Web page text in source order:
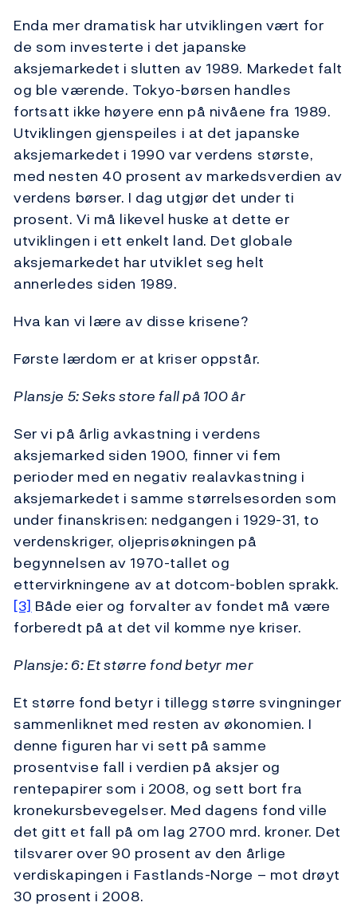
Enda mer dramatisk har utviklingen vært for
de som investerte i det japanske
aksjemarkedet i slutten av 1989. Markedet falt
og ble værende. Tokyo-børsen handles
fortsatt ikke høyere enn på nivåene fra 1989.
Utviklingen gjenspeiles i at det japanske
aksjemarkedet i 1990 var verdens største,
med nesten 40 prosent av markedsverdien av
verdens børser. I dag utgjør det under ti
prosent. Vi må likevel huske at dette er
utviklingen i ett enkelt land. Det globale
aksjemarkedet har utviklet seg helt
annerledes siden 1989.
Hva kan vi lære av disse krisene?
Første lærdom er at kriser oppstår.
Plansje 5: Seks store fall på 100 år
Ser vi på årlig avkastning i verdens
aksjemarked siden 1900, finner vi fem
perioder med en negativ realavkastning i
aksjemarkedet i samme størrelsesorden som
under finanskrisen: nedgangen i 1929-31, to
verdenskriger, oljeprisøkningen på
begynnelsen av 1970-tallet og
ettervirkningene av at dotcom-boblen sprakk.
[3] Både eier og forvalter av fondet må være
forberedt på at det vil komme nye kriser.
Plansje: 6: Et større fond betyr mer
Et større fond betyr i tillegg større svingninger
sammenliknet med resten av økonomien. I
denne figuren har vi sett på samme
prosentvise fall i verdien på aksjer og
rentepapirer som i 2008, og sett bort fra
kronekursbevegelser. Med dagens fond ville
det gitt et fall på om lag 2700 mrd. kroner. Det
tilsvarer over 90 prosent av den årlige
verdiskapingen i Fastlands-Norge – mot drøyt
30 prosent i 2008.